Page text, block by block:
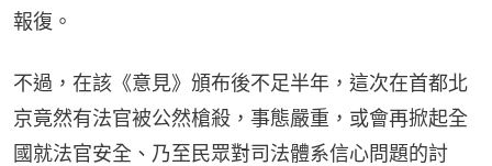
報復。
不過，在該《意見》頒布後不足半年，這次在首都北
京竟然有法官被公然槍殺，事態嚴重，或會再掀起全
國就法官安全、乃至民眾對司法體系信心問題的討